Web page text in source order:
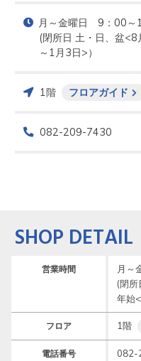
月～金曜日　9：00
(閉所日 土・日、盆
～1月3日>）
1階 フロアガイド
082-209-7430
SHOP DETAIL
営業時間
月～
(閉
年始
フロア 1階
電話番号 082-